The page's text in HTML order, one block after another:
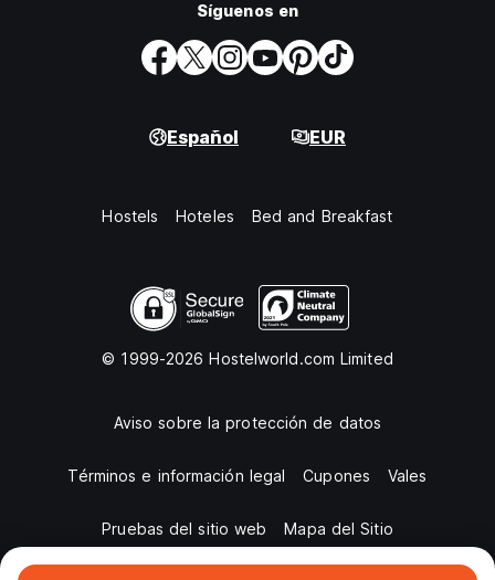
Síguenos en
Español EUR
Hostels Hoteles Bed and Breakfast
© 1999-2026 Hostelworld.com Limited
Aviso sobre la protección de datos
Términos e información legal Cupones Vales
Pruebas del sitio web Mapa del Sitio